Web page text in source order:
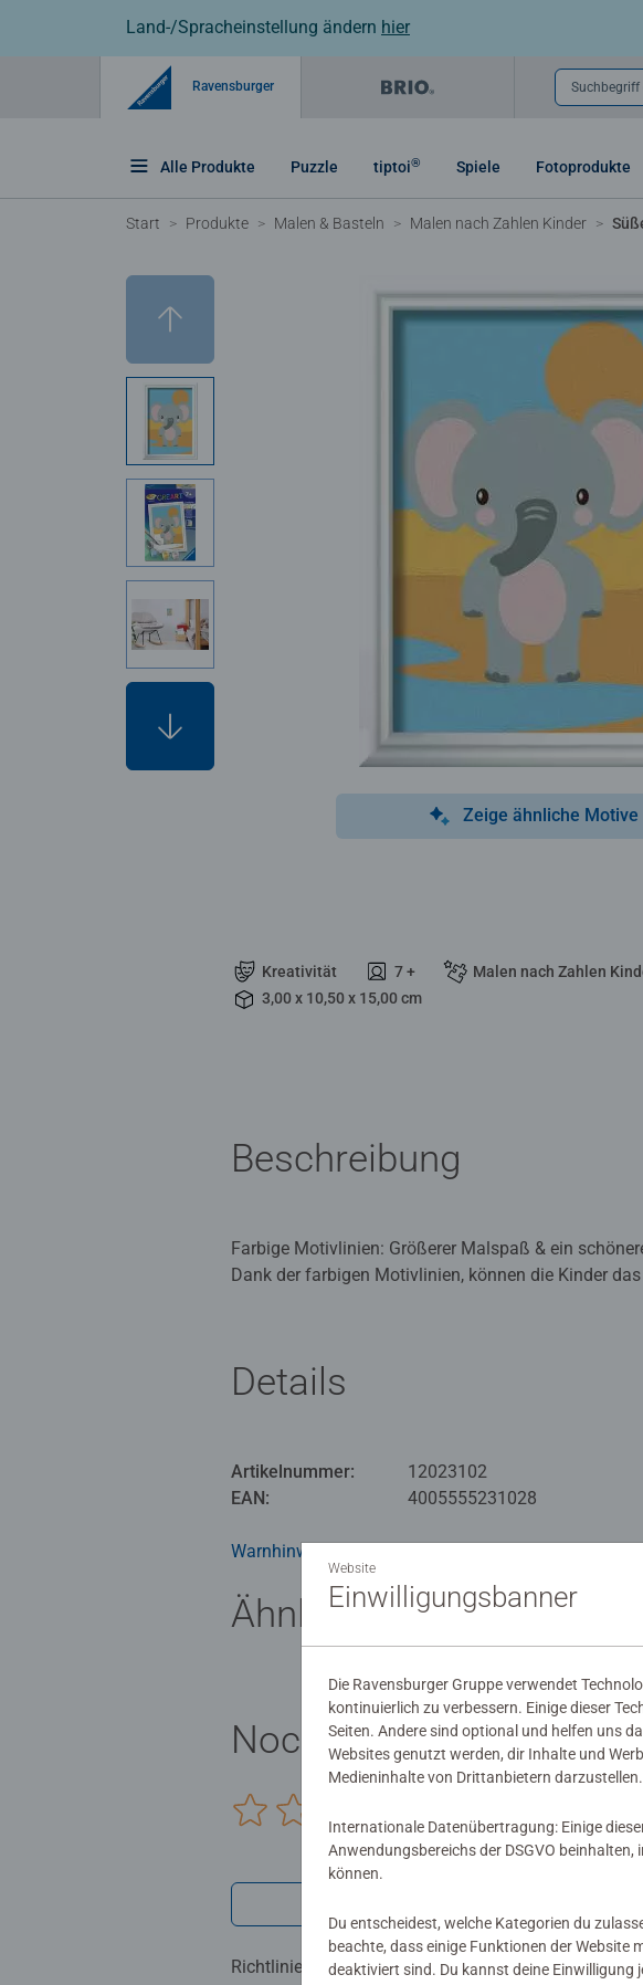
Land-/Spracheinstellung ändern hier
Ravensburger Suchbegriff
Alle Produkte Puzzle tiptoi® Spiele Fotoprodukte
Start Produkte Malen & Basteln Malen nach Zahlen Kinder
Zeige ähnliche Motive
Kreativität 7 +
Malen nach Zahlen
3,00 x 10,50 x 15,00 cm
Beschreibung
Farbige Motivlinien: Größerer Malspaß & ein
Dank der farbigen Motivlinien, können die Kinder
weckt.
Die Motive sind altersgerecht in drei
Jedes Malset enthält alles, was Künstler zum
Das Ravensburger Malen nach Zahlen Programm
Details
Artikelnummer:
12023102
EAN:
4005555231028
Warnhinweise und Herstellerinformation
Ähnliche Produkte
Noch keine
Richtlinien für Bewertungen
Website
Einwilligungsbanner
Die Ravensburger Gruppe verwendet
kontinuierlich zu verbessern. Einige dieser
Seiten. Andere sind optional und helfen uns
Websites genutzt werden, dir Inhalte und
Medieninhalte von Drittanbietern darzustellen.
Internationale Datenübertragung: Einige
Anwendungsbereichs der DSGVO
können.
Du entscheidest, welche Kategorien du
beachte, dass einige Funktionen der
deaktiviert sind. Du kannst deine Einwilligung